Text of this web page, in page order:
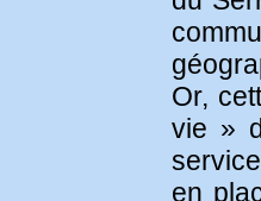
Or,
vie »
en